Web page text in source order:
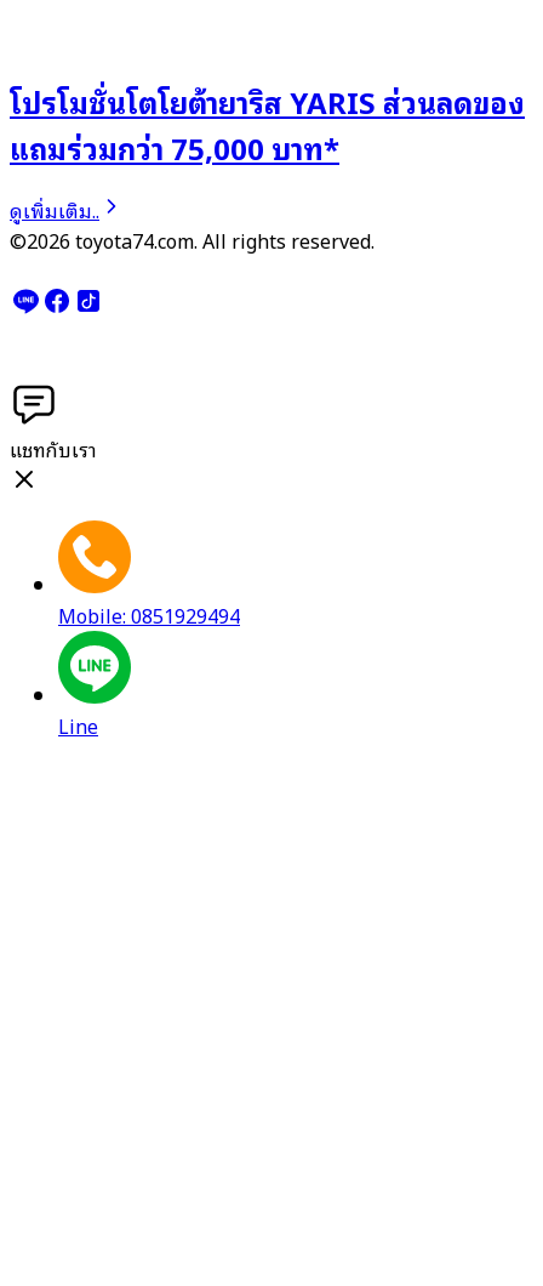
โปรโมชั่นโตโยต้ายาริส YARIS ส่วนลดของ
แถมร่วมกว่า 75,000 บาท*
ดูเพิ่มเติม..
©2026 toyota74.com. All rights reserved.
แชทกับเรา
Mobile: 0851929494
Line